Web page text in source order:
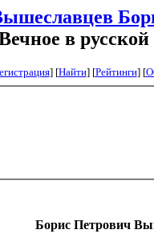
в
] [Найти] [Рейтинги] [
Борис Петрович